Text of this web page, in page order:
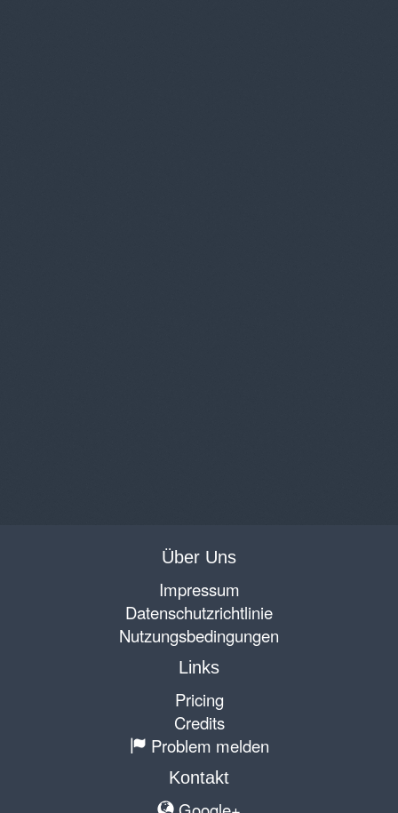
Über Uns
Impressum
Datenschutzrichtlinie
Nutzungsbedingungen
Links
Pricing
Credits
Problem melden
Kontakt